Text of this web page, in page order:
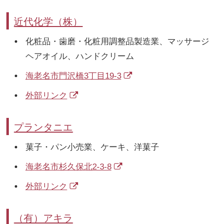
近代化学（株）
化粧品・歯磨・化粧用調整品製造業、マッサージ
ヘアオイル、ハンドクリーム
海老名市門沢橋3丁目19-3
外部リンク
プランタニエ
菓子・パン小売業、ケーキ、洋菓子
海老名市杉久保北2-3-8
外部リンク
（有）アキラ